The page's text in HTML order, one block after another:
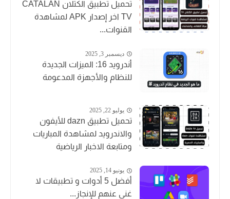
تحميل تطبيق الكتلان CATALAN
TV اخر إصدار APK لمشاهدة
القنوات...
ديسمبر 3, 2025
أندرويد 16: الميزات الجديدة
للنظام والأجهزة المدعومة
يوليو 22, 2025
تحميل تطبيق dazn للأيفون
والاندرويد لمشاهدة المباريات
ومتابعة الاخبار الرياضية
يونيو 14, 2025
أفضل 5 أدوات و تطبيقات لا
غنى عنهم للإنجاز...